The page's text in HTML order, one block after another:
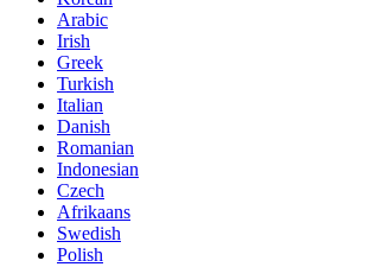
Arabic
Irish
Greek
Turkish
Italian
Danish
Romanian
Indonesian
Czech
Afrikaans
Swedish
Polish